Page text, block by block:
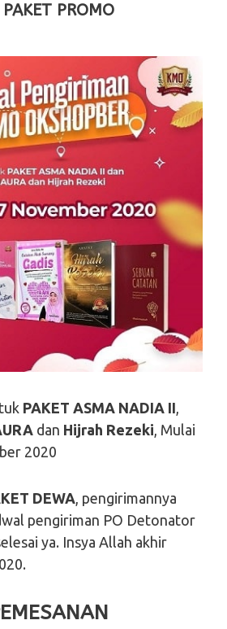
PROMO
PAKET ASMA NADIA II
dan Hijrah Rezeki , Mulai
2020
DEWA, pengirimannya
pengiriman PO Detonator
ya. Insya Allah akhir